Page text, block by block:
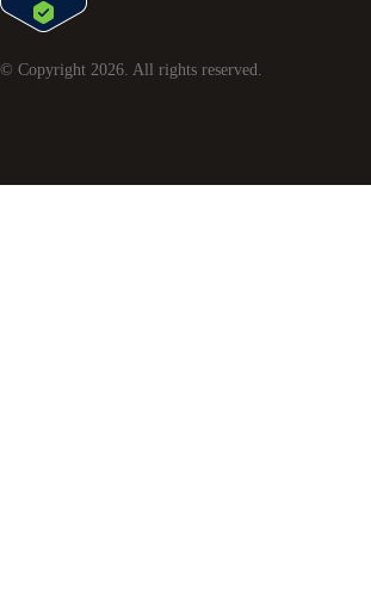
© Copyright 2026 . All rights reserved.